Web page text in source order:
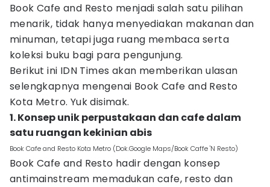
Book Cafe and Resto menjadi salah satu pilihan
menarik, tidak hanya menyediakan makanan dan
minuman, tetapi juga ruang membaca serta
koleksi buku bagi para pengunjung.
Berikut ini IDN Times akan memberikan ulasan
selengkapnya mengenai Book Cafe and Resto
Kota Metro. Yuk disimak.
1. Konsep unik perpustakaan dan cafe dalam
satu ruangan kekinian abis
Book Cafe and Resto Kota Metro (Dok.Google Maps/Book Caffe 'N Resto)
Book Cafe and Resto hadir dengan konsep
antimainstream memadukan cafe, resto dan